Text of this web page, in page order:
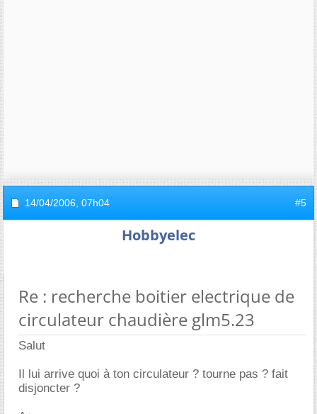
14/04/2006, 07h04 #5
Hobbyelec
Re : recherche boitier electrique de
circulateur chaudière glm5.23
Salut
Il lui arrive quoi à ton circulateur ? tourne pas ? fait
disjoncter ?